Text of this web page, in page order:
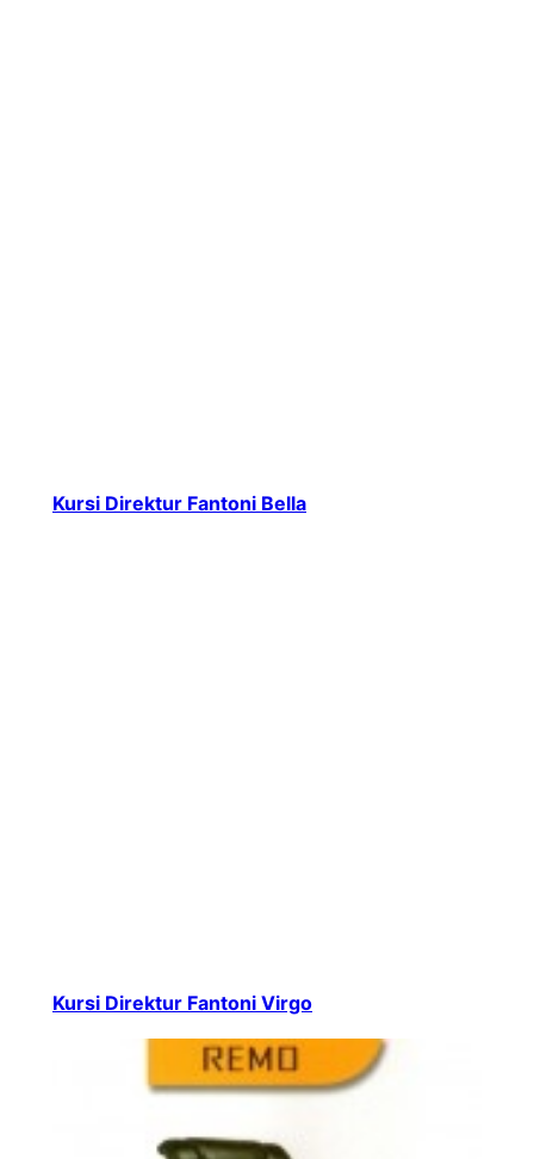
Kursi Direktur Fantoni Bella
Kursi Direktur Fantoni Virgo